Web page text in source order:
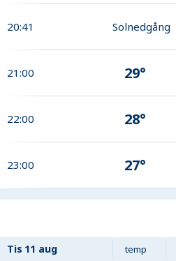
20:41 Solnedgång
21:00 29°
22:00 28°
23:00 27°
Tis 11 aug temp